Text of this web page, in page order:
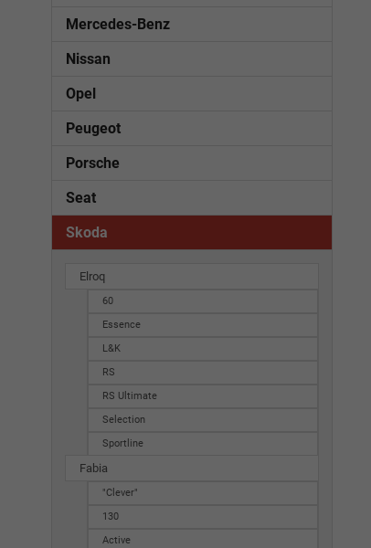
Mercedes-Benz
Nissan
Opel
Peugeot
Porsche
Seat
Skoda
Elroq
60
Essence
L&K
RS
RS Ultimate
Selection
Sportline
Fabia
"Clever"
130
Active